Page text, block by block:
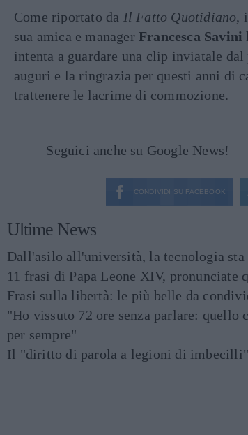
Come riportato da Il Fatto Quotidiano,
sua amica e manager Francesca Savini
intenta a guardare una clip inviatale
auguri e la ringrazia per questi anni di
trattenere le lacrime di commozione.
Seguici anche su Google News!
CONDIVIDI SU FACEBOOK
Ultime News
Dall'asilo all'università, la tecnologia
11 frasi di Papa Leone XIV, pronunciate
Frasi sulla libertà: le più belle da
"Ho vissuto 72 ore senza parlare: quello
per sempre"
Il "diritto di parola a legioni di